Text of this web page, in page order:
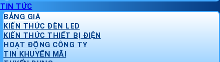
TIN TỨC
BẢNG GIÁ
KIẾN THỨC ĐÈN LED
KIẾN THỨC THIẾT BỊ ĐIỆN
HOẠT ĐỘNG CÔNG TY
TIN KHUYẾN MÃI